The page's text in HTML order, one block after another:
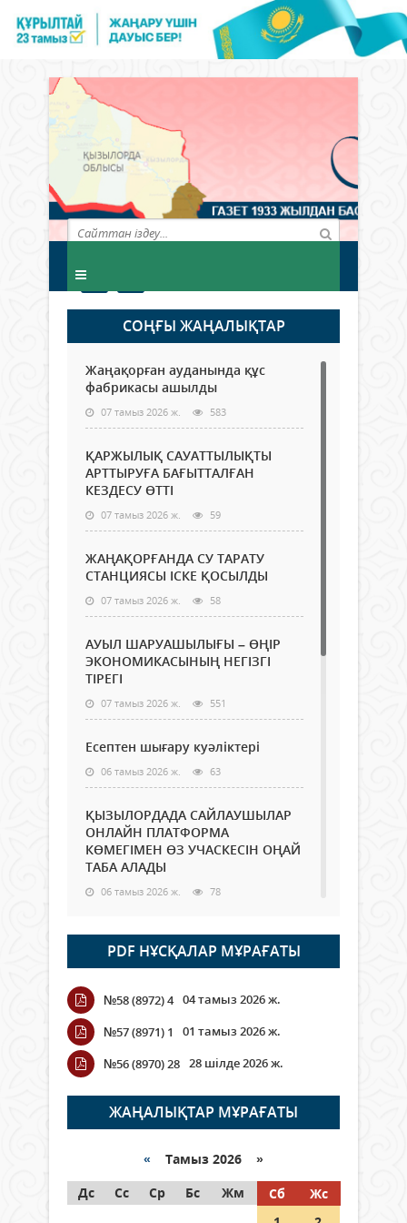
СОҢҒЫ ЖАҢАЛЫҚТАР
Жаңақорған ауданында құс
фабрикасы ашылды
07 тамыз 2026 ж. 583
ҚАРЖЫЛЫҚ САУАТТЫЛЫҚТЫ
АРТТЫРУҒА БАҒЫТТАЛҒАН
КЕЗДЕСУ ӨТТІ
07 тамыз 2026 ж. 59
ЖАҢАҚОРҒАНДА СУ ТАРАТУ
СТАНЦИЯСЫ ІСКЕ ҚОСЫЛДЫ
07 тамыз 2026 ж. 58
АУЫЛ ШАРУАШЫЛЫҒЫ – ӨҢІР
ЭКОНОМИКАСЫНЫҢ НЕГІЗГІ
ТІРЕГІ
07 тамыз 2026 ж. 551
Есептен шығару куәліктері
06 тамыз 2026 ж. 63
ҚЫЗЫЛОРДАДА САЙЛАУШЫЛАР
ОНЛАЙН ПЛАТФОРМА
КӨМЕГІМЕН ӨЗ УЧАСКЕСІН ОҢАЙ
ТАБА АЛАДЫ
06 тамыз 2026 ж. 78
Open Air: Қызылорда облысы
полиция департаменті 20
мыңнан астам көрерменнің
қауіпсіздігін қамтамасыз етті
06 тамыз 2026 ж.
Wi-Fi ҚАБЫРҒА АРҚЫЛЫ ҚАЛАЙ
ӨТЕДІ?
06 тамыз 2026 ж. 255
граждане Казахстана,
05 тамыз 2026 ж. 134
PDF НҰСҚАЛАР МҰРАҒАТЫ
№58 (8972) 4 04 тамыз 2026 ж.
№57 (8971) 1
01 тамыз 2026 ж.
№56 (8970) 28 28 шілде 2026 ж.
ЖАҢАЛЫҚТАР МҰРАҒАТЫ
« Тамыз 2026 »
Дс
Сс Ср Бс Жм Сб
Жс